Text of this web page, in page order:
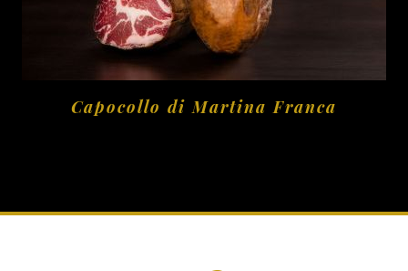
Capocollo di Martina Franca